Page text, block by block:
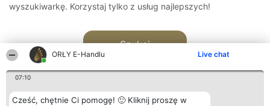
ORŁY E-Handlu Live chat
07:10
Cześć, chętnie Ci pomogę! 🙂 Kliknij proszę w
wyszukiwarkę. Korzystaj tylko z usług najlepszych!
Szukaj